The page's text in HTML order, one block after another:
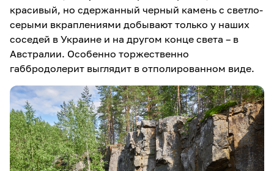
красивый, но сдержанный черный камень с светло-
серыми вкраплениями добывают только у наших
соседей в Украине и на другом конце света – в
Австралии. Особенно торжественно
габбродолерит выглядит в отполированном виде.